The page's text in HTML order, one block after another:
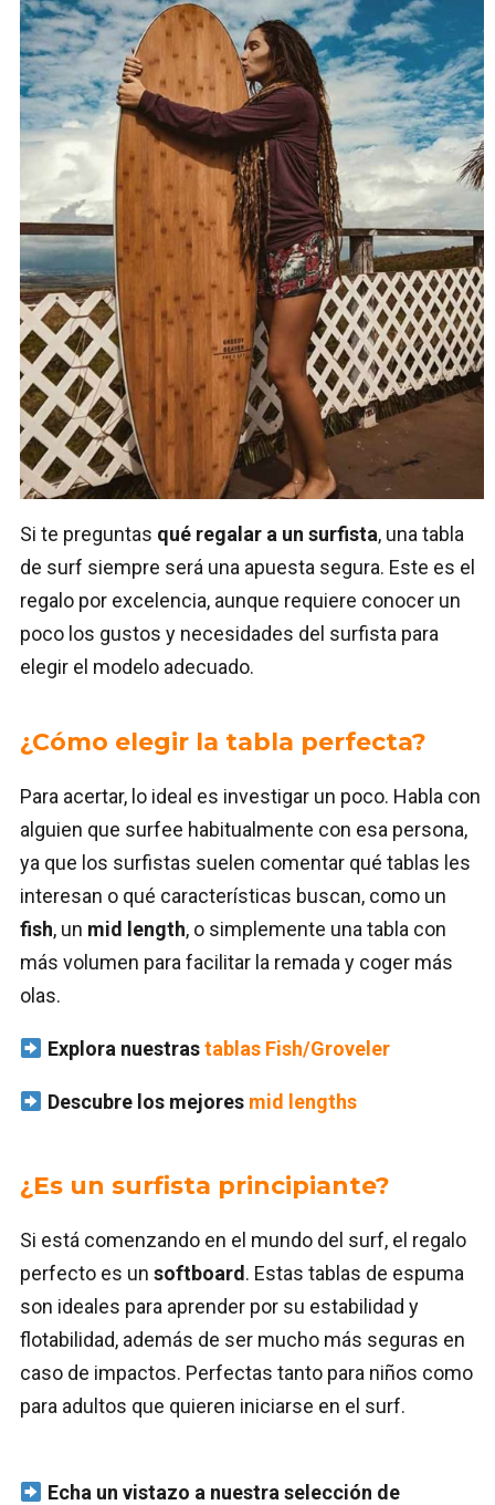
Si te preguntas qué regalar a un surfista, una tabla
de surf siempre será una apuesta segura. Este es el
regalo por excelencia, aunque requiere conocer un
poco los gustos y necesidades del surfista para
elegir el modelo adecuado.
¿Cómo elegir la tabla perfecta?
Para acertar, lo ideal es investigar un poco. Habla con
alguien que surfee habitualmente con esa persona,
ya que los surfistas suelen comentar qué tablas les
interesan o qué características buscan, como un
fish, un mid length, o simplemente una tabla con
más volumen para facilitar la remada y coger más
olas.
Explora nuestrastablas Fish/Groveler
Descubre los mejores mid lengths
¿Es un surfista principiante?
Si está comenzando en el mundo del surf, el regalo
perfecto es un softboard . Estas tablas de espuma
son ideales para aprender por su estabilidad y
flotabilidad, además de ser mucho más seguras en
caso de impactos. Perfectas tanto para niños como
para adultos que quieren iniciarse en el surf.
Echa un vistazo a nuestra selección de